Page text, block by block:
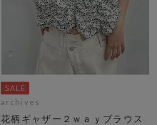
archives
花柄ギャザー２ｗａｙブラウス